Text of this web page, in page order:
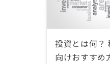
投資とは何？
向けおすすめ